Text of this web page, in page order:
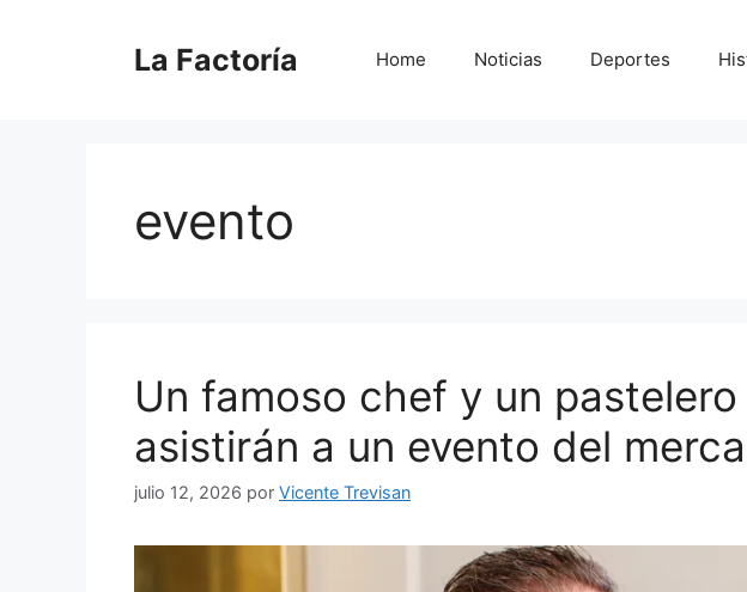
La Factoría Home Noticias Deportes
evento
Un famoso chef y un
asistirán a un evento del
julio 12, 2026 por Vicente Trevisan